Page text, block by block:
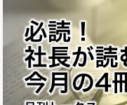
「言葉狩り」
グ経営入
(210)
れる 気配りの達人(127)
の決め手(203)
会社守成の好機(38)
力の磨き方」(86)
東洋思想に学ぶ経営学(132)
導者たち」(32)
”(30)
心平の ──社長のための「
Ｖを味方に！新・仕事術
の鍛え方(32)
楽しむ基礎レッスン(12)
「愛読者通信」著者インタビ
ビジネス見聞録 経営ニュー
作間信司の経営無形庵(けい
経営セミナー情報局(1)
繁栄への着眼点 牟田太陽